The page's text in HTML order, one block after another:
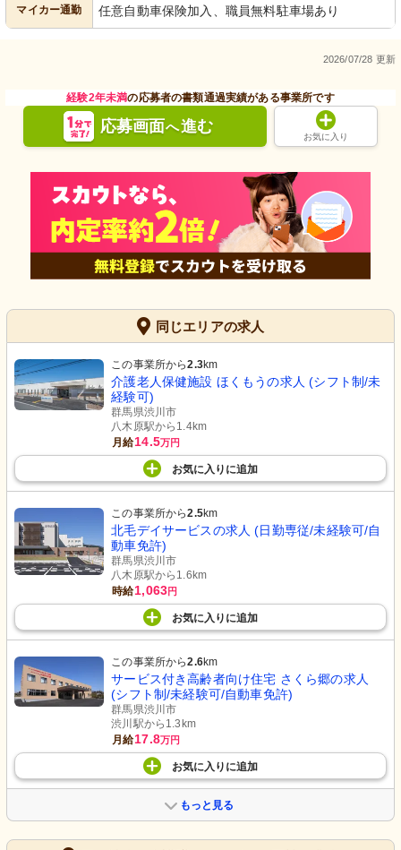
マイカー通勤 任意自動車保険加入、職員無料駐車場あり
2026/07/28 更新
経験2年未満の応募者の書類通過実績がある事業所です
応募画面へ進む
お気に入り
同じエリアの求人
この事業所から2.3km
介護老人保健施設 ほくもうの求人 (シフト制/未
経験可)
群馬県渋川市
八木原駅から1.4km
月給14.5万円
お気に入り に追加
この事業所から2.5km
北毛デイサービスの求人 (日勤専従/未経験可/自
動車免許)
群馬県渋川市
八木原駅から1.6km
時給1,063円
お気に入り に追加
この事業所から2.6km
サービス付き高齢者向け住宅 さくら郷の求人
(シフト制/未経験可/自動車免許)
群馬県渋川市
渋川駅から1.3km
月給17.8万円
お気に入り に追加
もっと見る